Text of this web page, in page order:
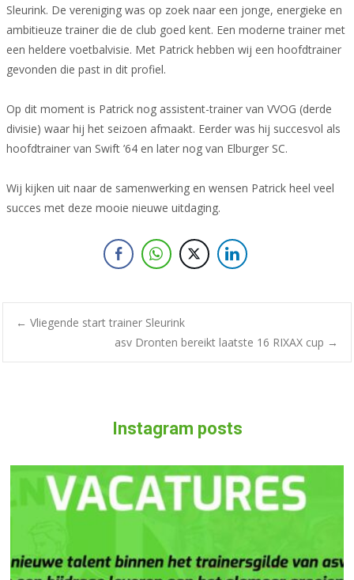
Sleurink. De vereniging was op zoek naar een jonge, energieke en
ambitieuze trainer die de club goed kent. Een moderne trainer met
een heldere voetbalvisie. Met Patrick hebben wij een hoofdtrainer
gevonden die past in dit profiel.
Op dit moment is Patrick nog assistent-trainer van VVOG (derde
divisie) waar hij het seizoen afmaakt. Eerder was hij succesvol als
hoofdtrainer van Swift ’64 en later nog van Elburger SC.
Wij kijken uit naar de samenwerking en wensen Patrick heel veel
succes met deze mooie nieuwe uitdaging.
Bericht
← Vliegende start trainer Sleurink
asv Dronten bereikt laatste 16 RIXAX cup →
Instagram posts